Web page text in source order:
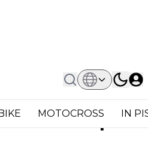
MOTOCROSS IN
Primo Test Con La
primo
R1 per